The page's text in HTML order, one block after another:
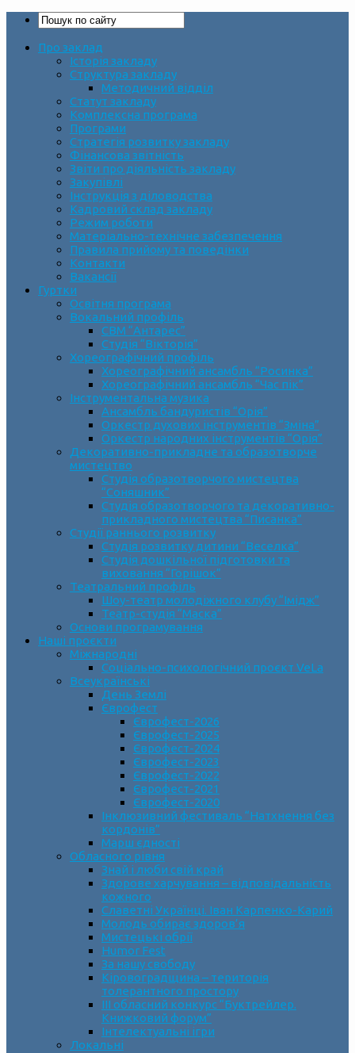
Про заклад
Історія закладу
Структура закладу
Методичний відділ
Статут закладу
Комплексна програма
Програми
Стратегія розвитку закладу
Фінансова звітність
Звіти про діяльність закладу
Закупівлі
Інструкція з діловодства
Кадровий склад закладу
Режим роботи
Матеріально-технічне забезпечення
Правила прийому та поведінки
Контакти
Вакансії
Гуртки
Освітня програма
Вокальний профіль
СВМ “Антарес”
Студія “Вікторія”
Хореографічний профіль
Хореографічний ансамбль “Росинка”
Хореографічний ансамбль “Час пік”
Інструментальна музика
Ансамбль бандуристів “Орія”
Оркестр духових інструментів “Зміна”
Оркестр народних інструментів “Орія”
Декоративно-прикладне та образотворче
мистецтво
Cтудія образотворчого мистецтва
“Соняшник”
Студія образотворчого та декоративно-
прикладного мистецтва “Писанка”
Студії раннього розвитку
Студія розвитку дитини “Веселка”
Студія дошкільної підготовки та
виховання “Горішок”
Театральний профіль
Шоу-театр молодіжного клубу “Імідж”
Театр-студія “Маска”
Основи програмування
Наші проєкти
Міжнародні
Соціально-психологічний проєкт VeLa
Всеукраїнські
День Землі
Єврофест
Єврофест-2026
Єврофест-2025
Єврофест-2024
Єврофест-2023
Єврофест-2022
Єврофест-2021
Єврофест-2020
Інклюзивний фестиваль “Натхнення без
кордонів”
Марш єдності
Обласного рівня
Знай і люби свій край
Здорове харчування – відповідальність
кожного
Славетні Українці. Іван Карпенко-Карий
Молодь обирає здоров’я
Мистецькі обрії
Humor Fest
За нашу свободу
Кіровоградщина – територія
толерантного простору
ІII обласний конкурс “Буктрейлер.
Книжковий форум”
Інтелектуальні ігри
Локальні